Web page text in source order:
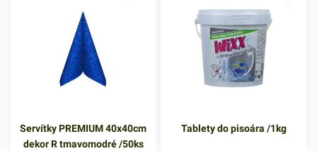
Servítky PREMIUM 40x40cm
dekor R tmavomodré /50ks
Tablety do pisoára /1kg